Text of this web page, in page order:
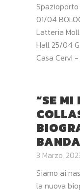
01/04
Latteria
Hall 25/04
Casa Cervi
“SE MI
3 Marzo,
Siamo ai
la nuova